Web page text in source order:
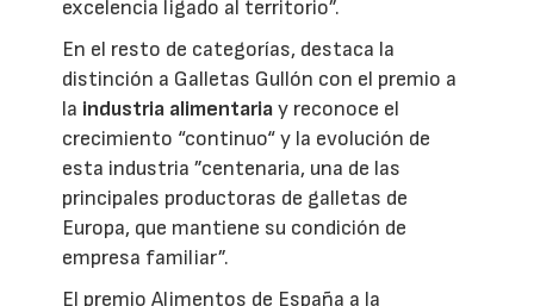
excelencia ligado al territorio”.
En el resto de categorías, destaca la
distinción a Galletas Gullón con el premio a
la industria alimentariay reconoce el
crecimiento “continuo“ y la evolución de
esta industria ”centenaria, una de las
principales productoras de galletas de
Europa, que mantiene su condición de
empresa familiar”.
El premio Alimentos de España a la